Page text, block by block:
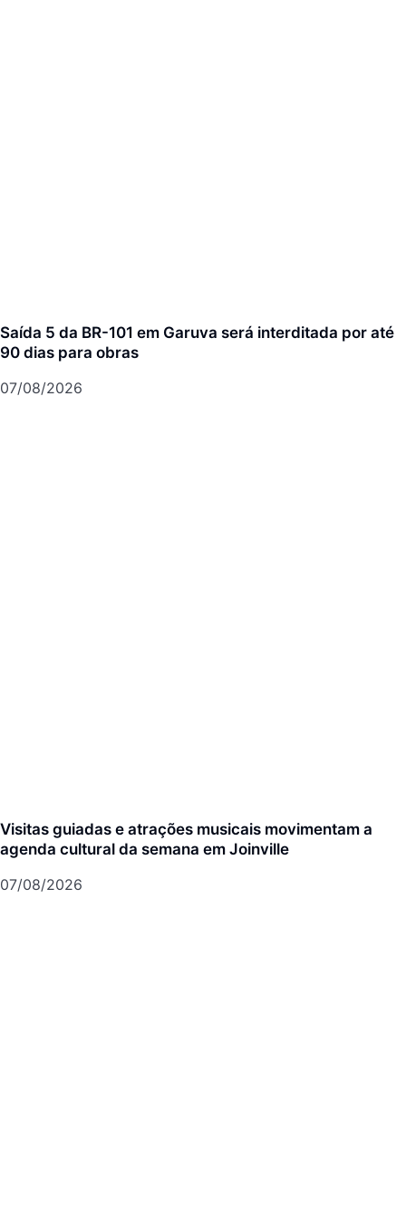
Saída 5 da BR-101 em Garuva será interditada por até
90 dias para obras
07/08/2026
Visitas guiadas e atrações musicais movimentam a
agenda cultural da semana em Joinville
07/08/2026